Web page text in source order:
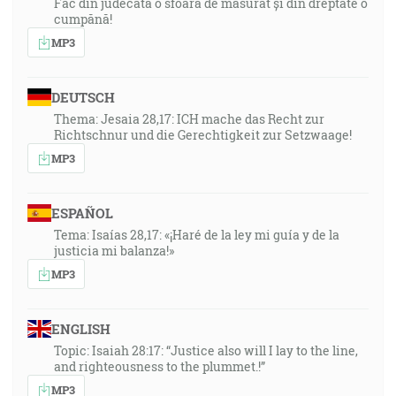
cumpănă!
MP3
DEUTSCH
Thema: Jesaia 28,17: ICH mache das Recht zur
Richtschnur und die Gerechtigkeit zur Setzwaage!
MP3
ESPAÑOL
Tema: Isaías 28,17: «¡Haré de la ley mi guía y de la
justicia mi balanza!»
MP3
ENGLISH
Topic: Isaiah 28:17: “Justice also will I lay to the line,
and righteousness to the plummet.!”
MP3